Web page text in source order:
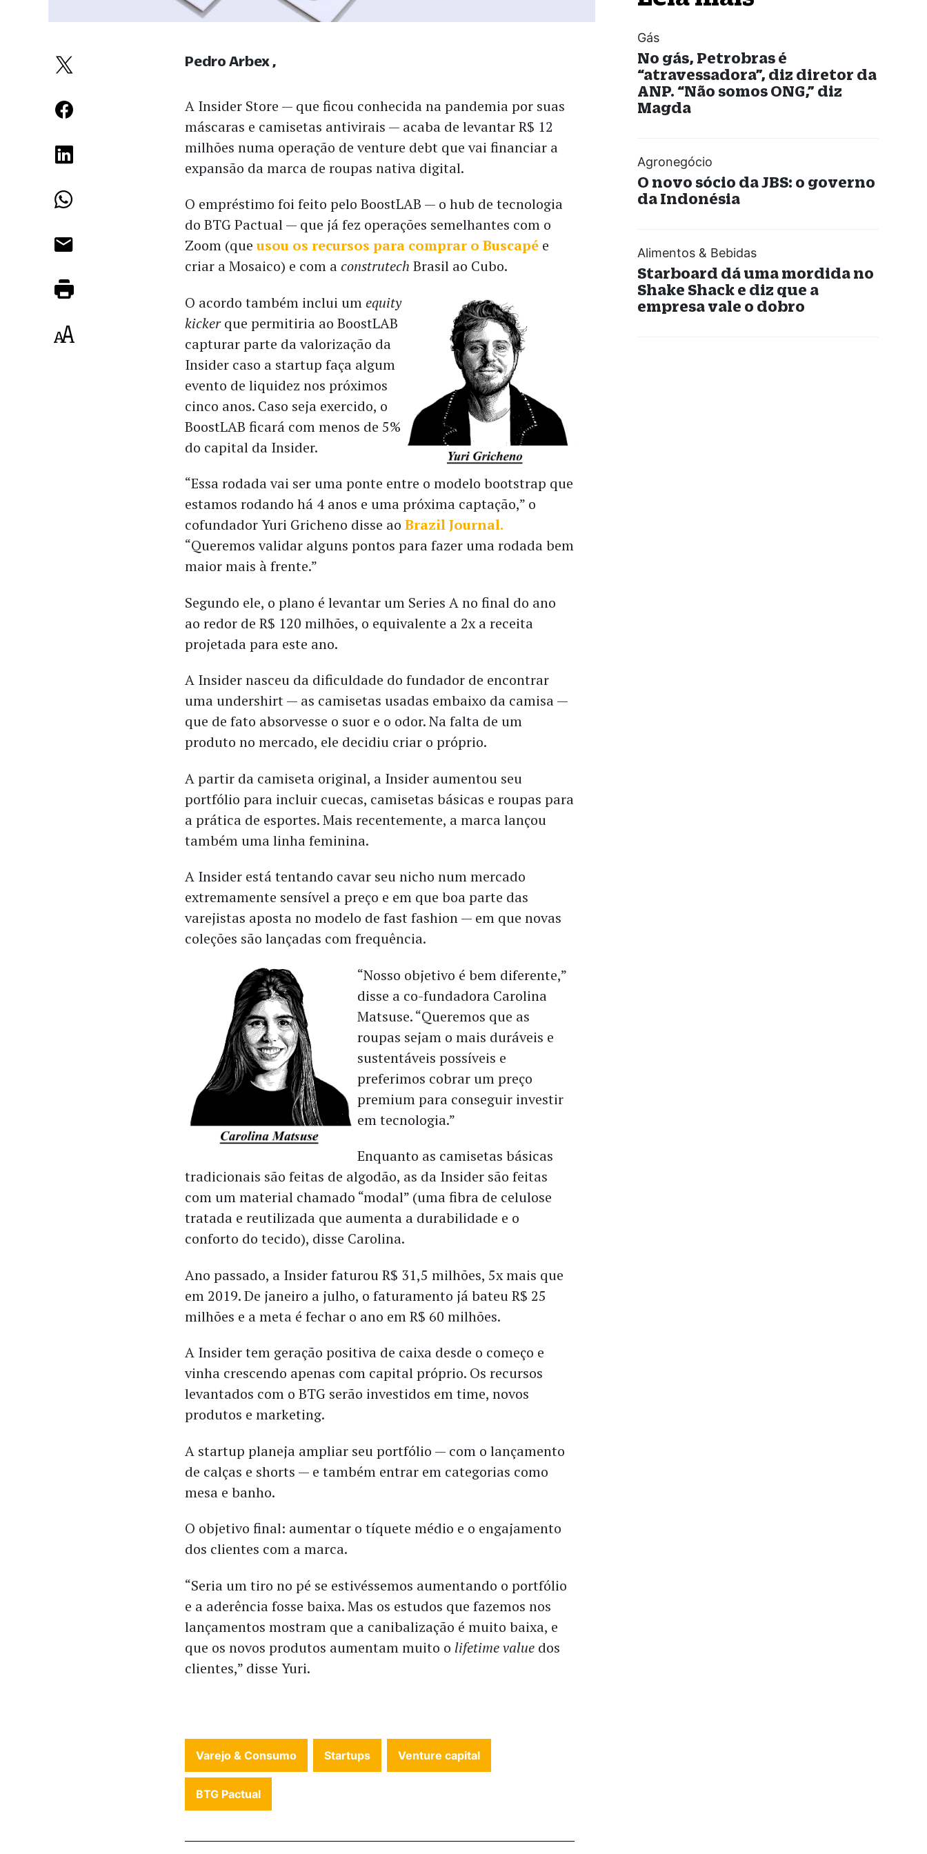
A Insider Store — que ficou conhecida na pandemia por suas
máscaras e camisetas antivirais — acaba de levantar R$ 12
milhões numa operação de venture debt que vai financiar a
expansão da marca de roupas nativa digital.
O empréstimo foi feito pelo BoostLAB — o hub de tecnologia
do BTG Pactual — que já fez operações semelhantes com o
Zoom (queusou os recursos para comprar o Buscapé e
criar a Mosaico) e com aconstrutech Brasil ao Cubo.
O acordo também inclui umequity
kickerque permitiria ao BoostLAB
capturar parte da valorização da
Insider caso a startup faça algum
evento de liquidez nos próximos
cinco anos. Caso seja exercido, o
BoostLAB ficará com menos de 5%
do capital da Insider.
“Essa rodada vai ser uma ponte entre o modelo bootstrap que
estamos rodando há 4 anos e uma próxima captação,” o
cofundador Yuri Gricheno disse aoBrazil Journal.
“Queremos validar alguns pontos para fazer uma rodada bem
maior mais à frente.”
Segundo ele, o plano é levantar um Series A no final do ano
ao redor de R$ 120 milhões, o equivalente a 2x a receita
projetada para este ano.
A Insider nasceu da dificuldade do fundador de encontrar
uma undershirt — as camisetas usadas embaixo da camisa —
que de fato absorvesse o suor e o odor. Na falta de um
produto no mercado, ele decidiu criar o próprio.
A partir da camiseta original, a Insider aumentou seu
portfólio para incluir cuecas, camisetas básicas e roupas para
a prática de esportes. Mais recentemente, a marca lançou
também uma linha feminina.
A Insider está tentando cavar seu nicho num mercado
extremamente sensível a preço e em que boa parte das
varejistas aposta no modelo de fast fashion — em que novas
coleções são lançadas com frequência.
“Nosso objetivo é bem diferente,”
disse a co-fundadora Carolina
Matsuse. “Queremos que as
roupas sejam o mais duráveis e
sustentáveis possíveis e
preferimos cobrar um preço
premium para conseguir investir
em tecnologia.”
Enquanto as camisetas básicas
tradicionais são feitas de algodão, as da Insider são feitas
com um material chamado “modal” (uma fibra de celulose
tratada e reutilizada que aumenta a durabilidade e o
conforto do tecido), disse Carolina.
Ano passado, a Insider faturou R$ 31,5 milhões, 5x mais que
em 2019. De janeiro a julho, o faturamento já bateu R$ 25
milhões e a meta é fechar o ano em R$ 60 milhões.
A Insider tem geração positiva de caixa desde o começo e
vinha crescendo apenas com capital próprio. Os recursos
levantados com o BTG serão investidos em time, novos
produtos e marketing.
A startup planeja ampliar seu portfólio — com o lançamento
de calças e shorts — e também entrar em categorias como
mesa e banho.
O objetivo final: aumentar o tíquete médio e o engajamento
dos clientes com a marca.
“Seria um tiro no pé se estivéssemos aumentando o portfólio
e a aderência fosse baixa. Mas os estudos que fazemos nos
lançamentos mostram que a canibalização é muito baixa, e
que os novos produtos aumentam muito o lifetime value dos
clientes,” disse Yuri.
Pedro Arbex
Varejo & Consumo Startups Venture capital
BTG Pactual
Gás
No gás, Petrobras é
“atravessadora”, diz diretor da
ANP. “Não somos ONG,” diz
Magda
Agronegócio
O novo sócio da JBS: o governo
da Indonésia
Alimentos & Bebidas
Starboard dá uma mordida no
Shake Shack e diz que a
empresa vale o dobro